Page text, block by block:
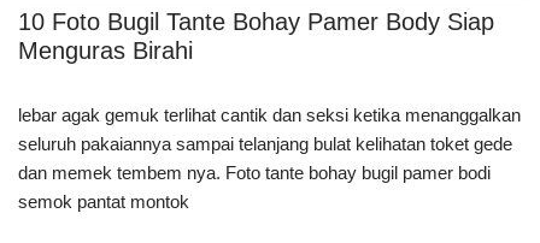
10 Foto Bugil Tante Bohay Pamer Body Siap
Menguras Birahi
lebar agak gemuk terlihat cantik dan seksi ketika menanggalkan
seluruh pakaiannya sampai telanjang bulat kelihatan toket gede
dan memek tembem nya. Foto tante bohay bugil pamer bodi
semok pantat montok